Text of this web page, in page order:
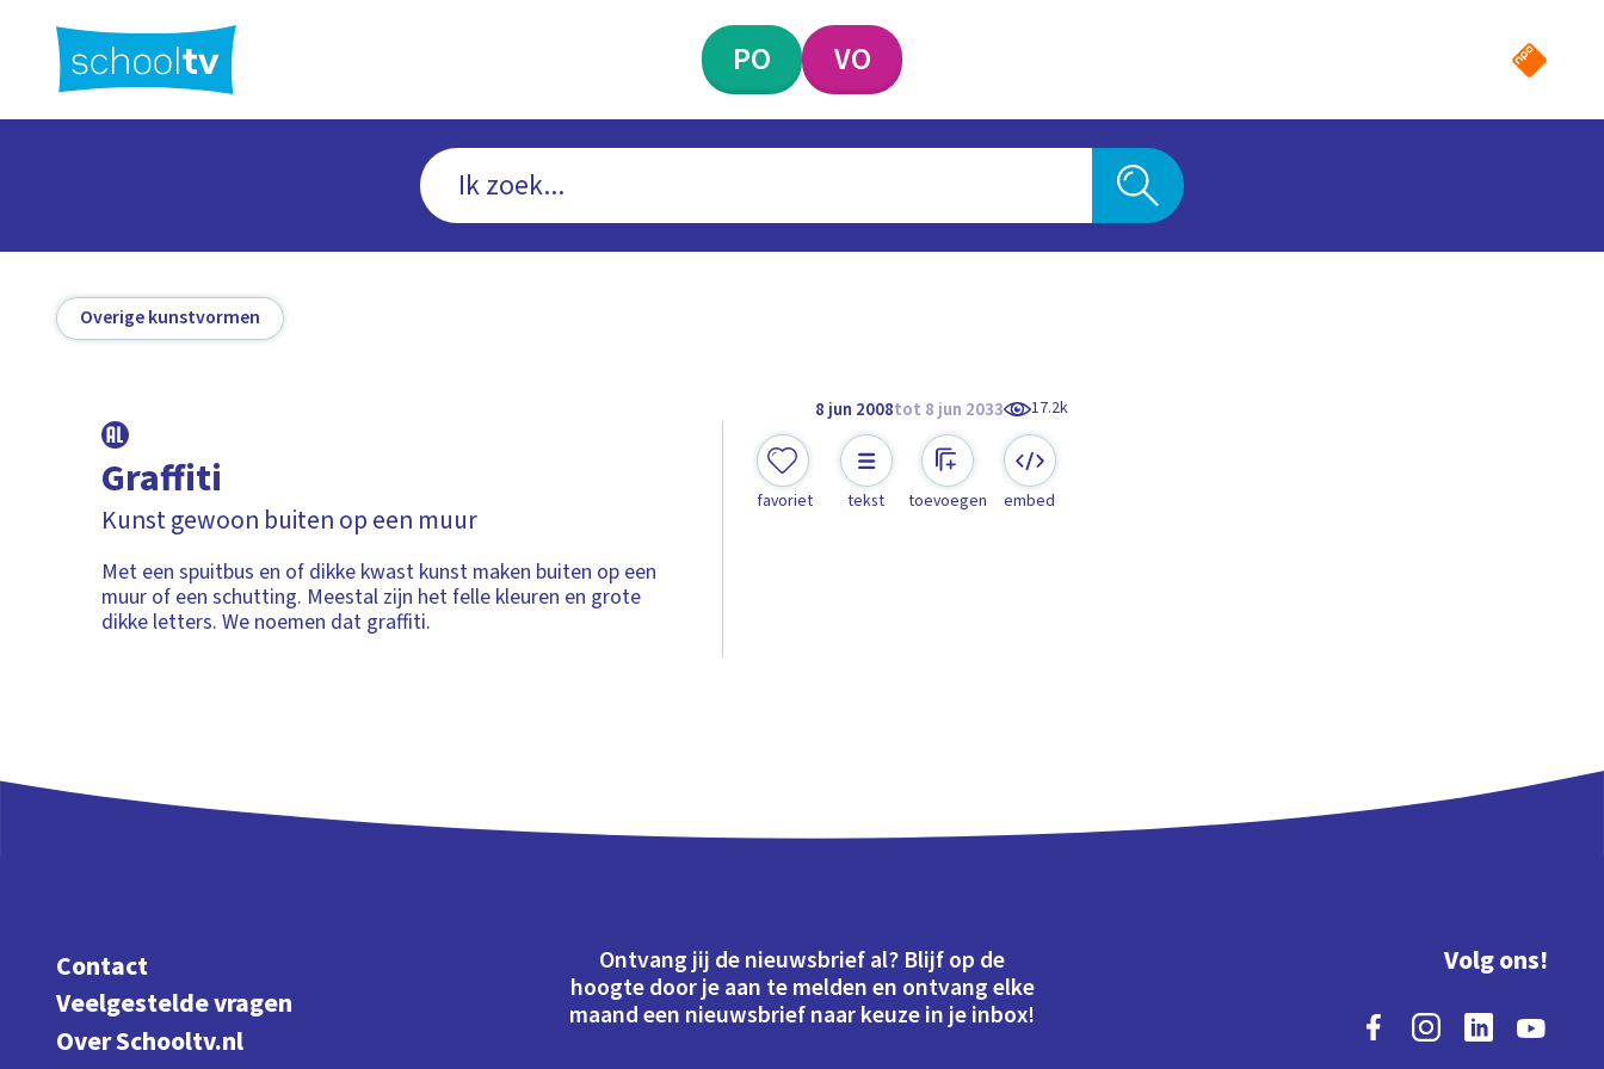
hoofdinhoud
PO VO
Overige kunstvormen
8 jun 2008tot 8 jun 2033 17.2k
Graffiti
Kunst gewoon buiten op een muur
Met een spuitbus en of dikke kwast kunst maken buiten op een
muur of een schutting. Meestal zijn het felle kleuren en grote
dikke letters. We noemen dat graffiti.
favoriet tekst toevoegen embed
Contact
Veelgestelde vragen
Over Schooltv.nl
Ontvang jij de nieuwsbrief al? Blijf op de
hoogte door je aan te melden en ontvang elke
maand een nieuwsbrief naar keuze in je inbox!
Volg ons!